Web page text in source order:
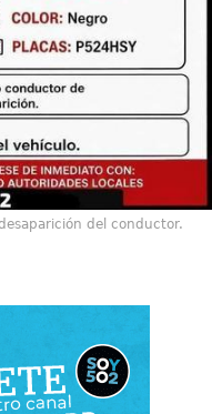
del conductor.